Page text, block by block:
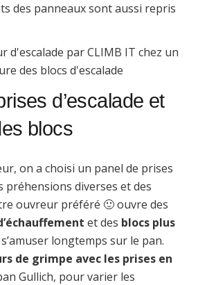
des panneaux sont aussi repris
d’escalade et
blocs
on a choisi un panel de prises
préhensions diverses et des
ouvreur préféré 🙂 ouvre des
et des blocs plus
longtemps sur le pan.
de grimpe avec les prises en
Gullich, pour varier les